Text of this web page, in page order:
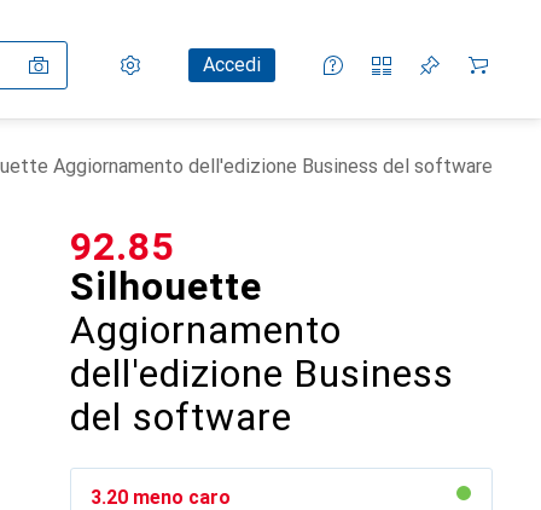
Impostazioni
Conto clienteAccedi
Liste di confronto
Liste dei desideri
Carrello
Aggiornamento dell'edizione Business del software
Silhouette
Aggiornamento
dell'edizione Business
del software
CHF
92.85
CHF
3.20 meno caro